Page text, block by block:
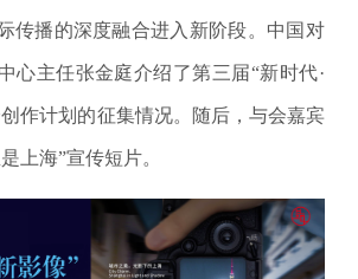
传播的深度融合进入新阶段。中国对
心主任张金庭介绍了第三届“新时代·
作计划的征集情况。随后，与会嘉宾
上海”宣传短片。